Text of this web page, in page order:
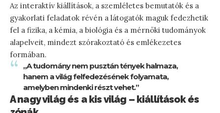
Az interaktív kiállítások, a szemléletes bemutatók és a
gyakorlati feladatok révén a látogatók maguk fedezhetik
fel a fizika, a kémia, a biológia és a mérnöki tudományok
alapelveit, mindezt szórakoztató és emlékezetes
formában.
„A tudomány nem pusztán tények halmaza,
hanem a világ felfedezésének folyamata,
amelyben mindenki részt vehet.”
A nagy világ és a kis világ – kiállítások és